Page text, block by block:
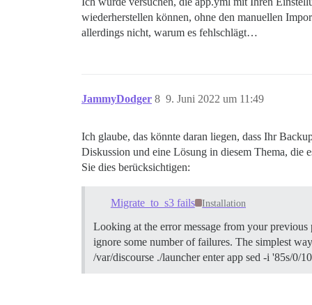
/var/www/discourse/lib/
/var/www/discourse/lib/
/var/www/discourse/lib/
wiederherstellen können, ohne den manuellen
allerdings nicht, warum es fehlschlägt…
JammyDodger 9. Juni 2022 um 11:49
8
Ich glaube, das könnte daran liegen, dass Ihr
Diskussion und eine Lösung in diesem Thema, die
Sie dies berücksichtigen:
Migrate_to_s3 fails Installation
Looking at the error message from your
ignore some number of failures. The simplest
/var/discourse ./launcher enter app sed -i '85s/